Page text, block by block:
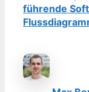
führende